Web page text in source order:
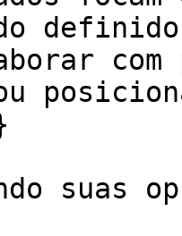
definido.
suas